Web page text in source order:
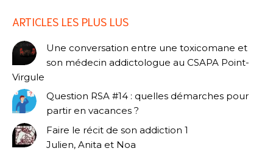
ARTICLES LES PLUS LUS
Une conversation entre une toxicomane et
son médecin addictologue au CSAPA Point-
Virgule
Question RSA #14 : quelles démarches pour
partir en vacances ?
Faire le récit de son addiction 1
Julien, Anita et Noa